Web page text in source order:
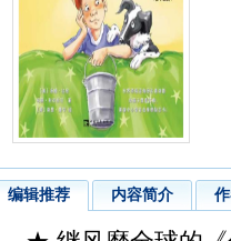
编辑推荐 内容简介